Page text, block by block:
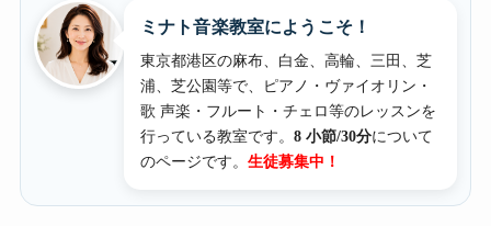
ミナト音楽教室にようこそ！
東京都港区の麻布、白金、高輪、三田、芝
浦、芝公園等で、ピアノ・ヴァイオリン・
歌 声楽・フルート・チェロ等のレッスンを
行っている教室です。 8 小節/30分について
のページです。 生徒募集中！